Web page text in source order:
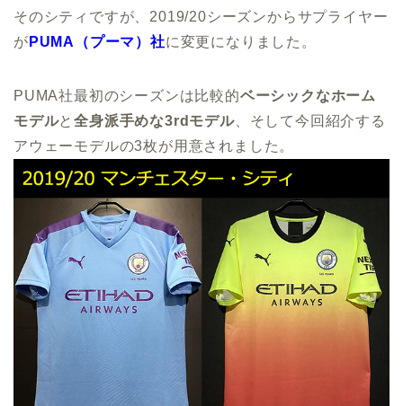
そのシティですが、2019/20シーズンからサプライヤー
が PUMA（プーマ）社に変更になりました。
PUMA社最初のシーズンは比較的ベーシックなホーム
モデルと全身派手めな3rdモデル、そして今回紹介する
アウェーモデルの3枚が用意されました。